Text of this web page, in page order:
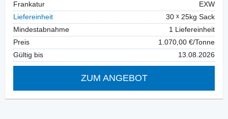
Frankatur
EXW
Liefereinheit
30
25kg Sack
Mindestabnahme
1 Liefereinheit
Preis
1.070,00 €/Tonne
Gültig bis
13.08.2026
ZUM ANGEBOT